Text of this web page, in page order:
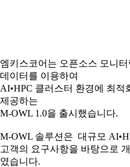
엠키스코어는 오픈소스 모니
데이터를 이용하여
AI•HPC 클러스터 환경에 최
제공하는
M-OWL 1.0을 출시했습니다.
M-OWL 솔루션은 대규모
고객의 요구사항을 바탕으로
였습니다.